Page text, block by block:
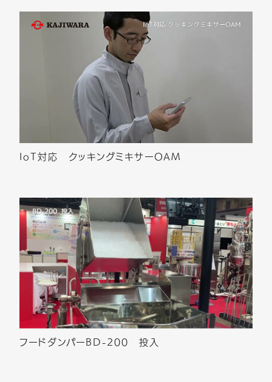
IoT対応 クッキングミキサーOAM
フードダンパーBD-200 投入